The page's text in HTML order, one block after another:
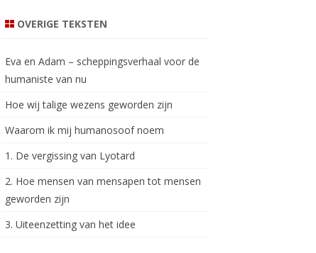
OVERIGE TEKSTEN
Eva en Adam – scheppingsverhaal voor de
humaniste van nu
Hoe wij talige wezens geworden zijn
Waarom ik mij humanosoof noem
1. De vergissing van Lyotard
2. Hoe mensen van mensapen tot mensen
geworden zijn
3. Uiteenzetting van het idee